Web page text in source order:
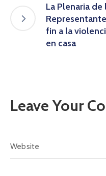
La Plenaria de
fin a la
en casa
Leave Your